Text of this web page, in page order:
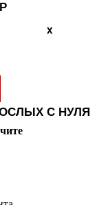
X
С НУЛЯ